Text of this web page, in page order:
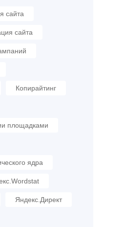
сайта
сайта
Копирайтинг
площадками
ядра
Яндекс.Директ